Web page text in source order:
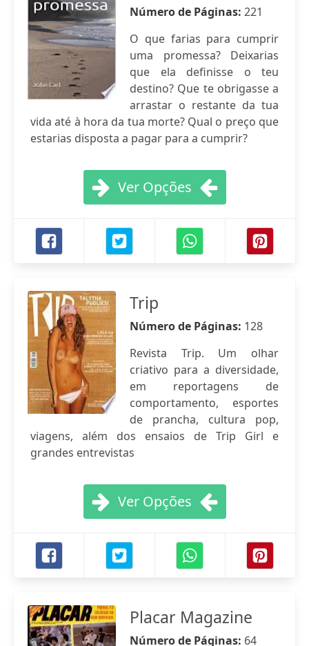
Número de Páginas: 221
O que farias para cumprir
uma promessa? Deixarias
que ela definisse o teu
destino? Que te obrigasse a
arrastar o restante da tua
vida até à hora da tua morte? Qual o preço que
estarias disposta a pagar para a cumprir?
Ver Opções
Trip
Número de Páginas: 128
Revista Trip. Um olhar
criativo para a diversidade,
em reportagens de
comportamento, esportes
de prancha, cultura pop,
viagens, além dos ensaios de Trip Girl e
grandes entrevistas
Ver Opções
Placar Magazine
Número de Páginas: 64